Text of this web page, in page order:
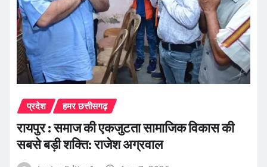
प्रदेश हमर छत्तीसगढ़
रायपुर : समाज की एकजुटता सामाजिक विकास की
सबसे बड़ी शक्ति: राजेश अग्रवाल